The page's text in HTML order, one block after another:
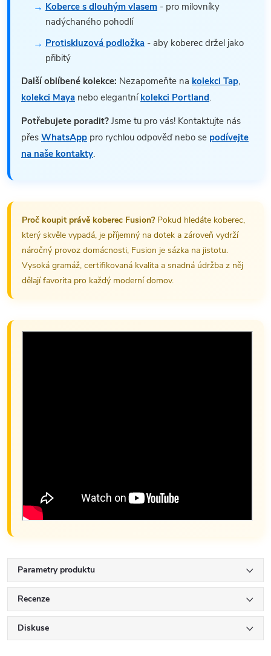
Koberce s dlouhým vlasem - pro milovníky
nadýchaného pohodlí
Protiskluzová podložka - aby koberec držel jako
přibitý
Další oblíbené kolekce: Nezapomeňte na kolekci Tap,
kolekci Maya nebo elegantní kolekci Portland.
Potřebujete poradit? Jsme tu pro vás! Kontaktujte nás
přes WhatsApp pro rychlou odpověď nebo se podívejte
na naše kontakty.
Proč koupit právě koberec Fusion?Pokud hledáte koberec,
který skvěle vypadá, je příjemný na dotek a zároveň vydrží
náročný provoz domácnosti, Fusion je sázka na jistotu.
Vysoká gramáž, certifikovaná kvalita a snadná údržba z něj
dělají favorita pro každý moderní domov.
Parametry produktu
Recenze
Diskuse